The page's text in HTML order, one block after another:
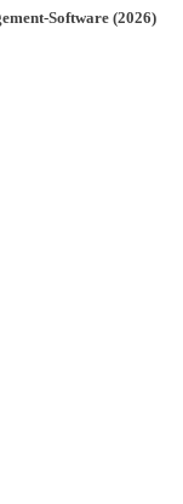
Software (2026)